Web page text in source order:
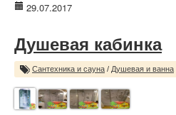
29.07.2017
Душевая кабинка
Сантехника и сауна / Душевая и ванна